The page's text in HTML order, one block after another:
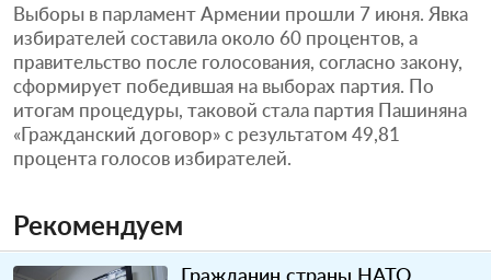
Выборы в парламент Армении прошли 7 июня. Явка
избирателей составила около 60 процентов, а
правительство после голосования, согласно закону,
сформирует победившая на выборах партия. По
итогам процедуры, таковой стала партия Пашиняна
«Гражданский договор» с результатом 49,81
процента голосов избирателей.
Рекомендуем
Гражданин страны НАТО